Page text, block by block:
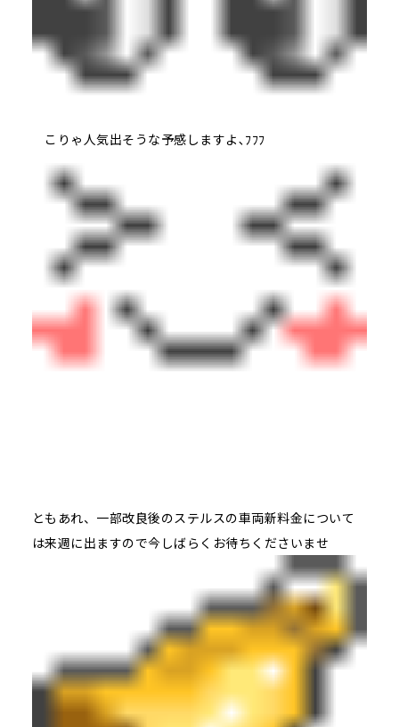
こりゃ人気出そうな予感しますよ､ﾌﾌﾌ
ともあれ、一部改良後のステルスの車両新料金について
は来週に出ますので今しばらくお待ちくださいませ